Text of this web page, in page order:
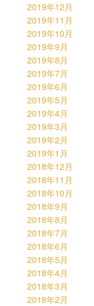
2019年12月
2019年11月
2019年10月
2019年9月
2019年8月
2019年7月
2019年6月
2019年5月
2019年4月
2019年3月
2019年2月
2019年1月
2018年12月
2018年11月
2018年10月
2018年9月
2018年8月
2018年7月
2018年6月
2018年5月
2018年4月
2018年3月
2018年2月